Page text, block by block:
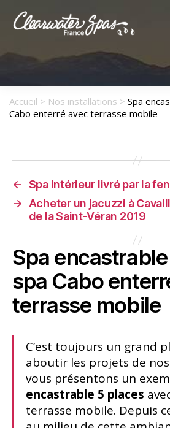
Spas
Accueil > Nos installations > Spa
Cabo enterré avec terrasse mobile
← Spa intérieur livré par la
→
Acheter un jacuzzi à
de la Saint-Véran 2019
Spa
spa Cabo
terrasse mobile
C’est toujours un grand
aboutir les projets de
vous présentons un
encastrable 5 places
terrasse mobile. Depuis